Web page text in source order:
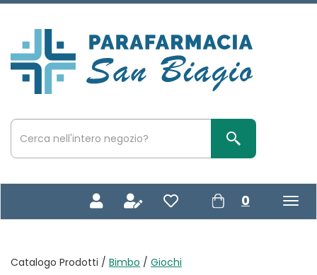
Passa
principale
San
Biagio
Cerca
Prodotto
Cerca Prodotto
0 prodotti
inseriti
Catalogo Prodotti / Bimbo / Giochi